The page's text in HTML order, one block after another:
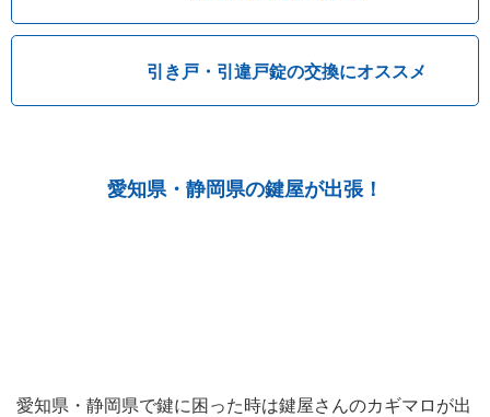
引き戸・引違戸錠の交換にオススメ
愛知県・静岡県の鍵屋が出張！
愛知県・静岡県で鍵に困った時は鍵屋さんのカギマロが出